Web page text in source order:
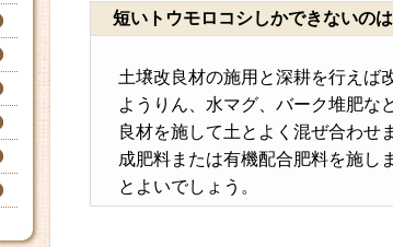
短いトウモロコシしかできないの
土壌改良材の施用と深耕を行えば
ようりん、水マグ、バーク堆肥な
良材を施して土とよく混ぜ合わせ
成肥料または有機配合肥料を施し
とよいでしょう。